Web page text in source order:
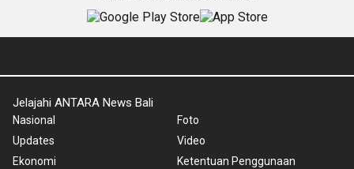
Jelajahi ANTARA News Bali
Nasional
Updates
Ekonomi
Foto
Video
Ketentuan Penggunaan